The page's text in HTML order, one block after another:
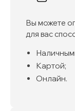
Вы можете
для вас
Картой;
Онлайн.